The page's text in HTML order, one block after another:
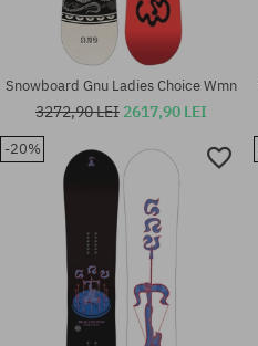
Mărimi existente:
Snowboard Gnu Ladies Choice Wmn
3272,90 LEI 2617,90 LEI
-20%